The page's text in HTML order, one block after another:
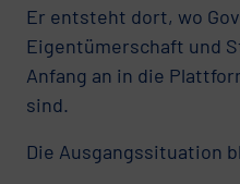
Er entsteht dort, wo
Eigentümerschaft und
Anfang an in die
sind.
Die Ausgangssituation